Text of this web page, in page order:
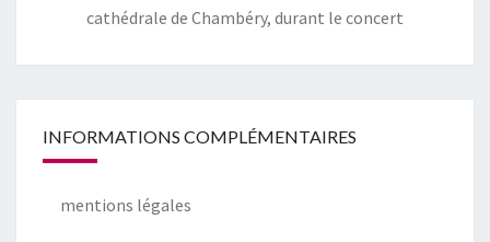
cathédrale de Chambéry, durant le concert
INFORMATIONS COMPLÉMENTAIRES
mentions légales